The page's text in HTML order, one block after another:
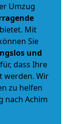
Umzug
Mit
Sie
und
dass Ihre
werden. Wir
zu helfen
nach Achim